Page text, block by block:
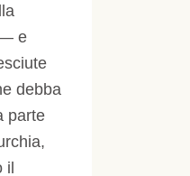
— e
debba
parte
il